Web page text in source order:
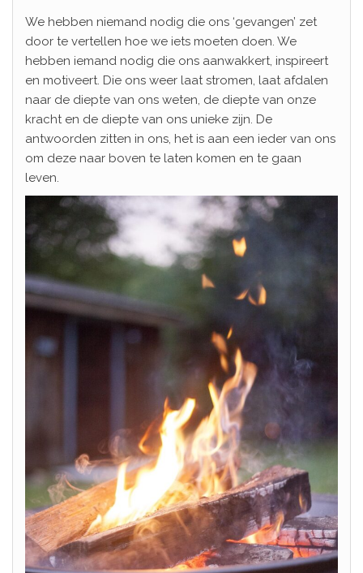
We hebben niemand nodig die ons ‘gevangen’ zet
door te vertellen hoe we iets moeten doen. We
hebben iemand nodig die ons aanwakkert, inspireert
en motiveert. Die ons weer laat stromen, laat afdalen
naar de diepte van ons weten, de diepte van onze
kracht en de diepte van ons unieke zijn. De
antwoorden zitten in ons, het is aan een ieder van ons
om deze naar boven te laten komen en te gaan
leven.